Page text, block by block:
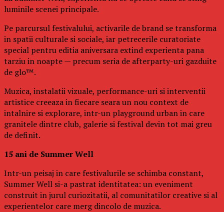
luminile scenei principale.
Pe parcursul festivalului, activarile de brand se transforma
in spatii culturale si sociale, iar petrecerile curatoriate
special pentru editia aniversara extind experienta pana
tarziu in noapte — precum seria de afterparty-uri gazduite
de glo™.
Muzica, instalatii vizuale, performance-uri si interventii
artistice creeaza in fiecare seara un nou context de
intalnire si explorare, intr-un playground urban in care
granitele dintre club, galerie si festival devin tot mai greu
de definit.
15 ani de Summer Well
Intr-un peisaj in care festivalurile se schimba constant,
Summer Well si-a pastrat identitatea: un eveniment
construit in jurul curiozitatii, al comunitatilor creative si al
experientelor care merg dincolo de muzica.